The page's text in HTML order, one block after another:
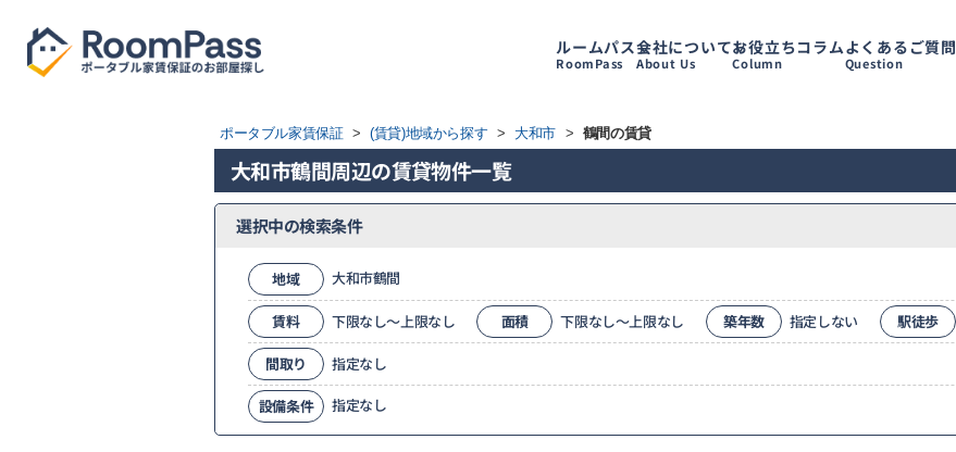
ルームパス
RoomPass
会社について
About Us
お役立ちコラム
Column
よくあるご質問
Question
ポータブル家賃保証 > (賃貸)地域から探す > 大和市 > 鶴間の賃貸
大和市鶴間周辺の賃貸物件一覧
選択中の検索条件
地域 大和市鶴間
賃料 下限なし～上限なし 面積 下限なし～上限なし 築年数 指定しない 駅徒歩
間取り 指定なし
設備条件 指定なし